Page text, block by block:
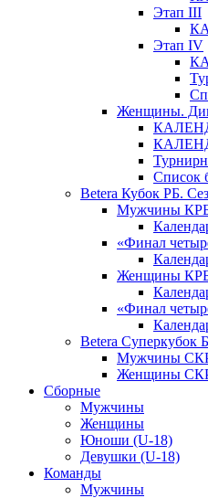
Этап III
Этап IV
Женщины.
Список
Betera Кубок РБ.
Мужчины
«Финал
Женщины
«Финал
Betera Суперкубок
Мужчины
Женщины
Сборные
Мужчины
Женщины
Юноши (U-18)
Девушки (U-18)
Команды
Мужчины